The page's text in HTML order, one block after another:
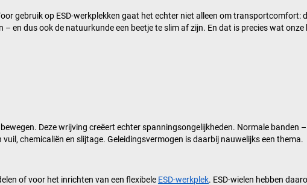
gebruik op ESD-werkplekken gaat het echter niet alleen om transportcomfort:
en dus ook de natuurkunde een beetje te slim af zijn. En dat is precies wat onze
Deze wrijving creëert echter spanningsongelijkheden. Normale banden
chemicaliën en slijtage. Geleidingsvermogen is daarbij nauwelijks een thema.
of voor het inrichten van een flexibele ESD-werkplek. ESD-wielen hebben